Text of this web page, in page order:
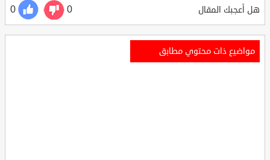
هل أعجبك المقال 0
0
مواضيع ذات محتوي مطابق